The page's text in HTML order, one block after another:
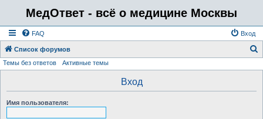
МедОтвет - всё о медицине Москвы
FAQ Вход
Список форумов
Темы без ответов Активные темы
Вход
Имя пользователя: